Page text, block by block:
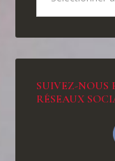
SUIVEZ-NOUS
RÉSEAUX